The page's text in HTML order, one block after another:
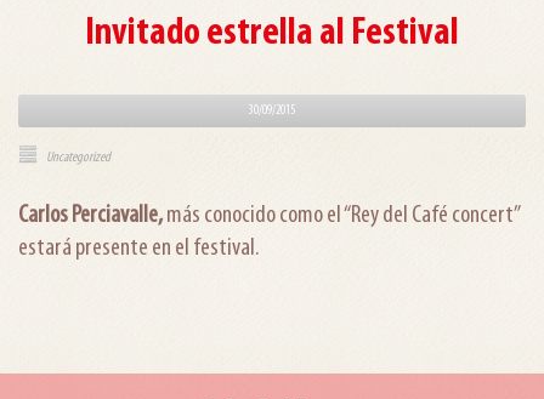
Invitado estrella al Festival
30/09/2015
Uncategorized
Carlos Perciavalle,más conocido como el “Rey del Café concert”
estará presente en el festival.